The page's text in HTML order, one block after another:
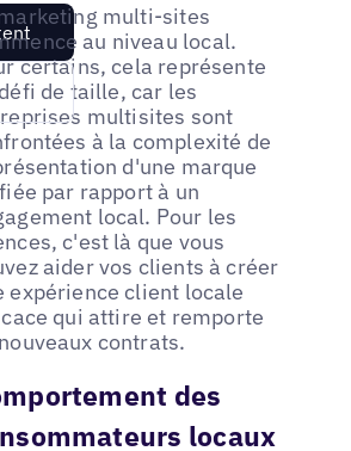
multi-sites
au niveau local.
certains, cela représente
de taille, car les
multisites sont
à la complexité de
d'une marque
par rapport à un
local. Pour les
c'est là que vous
aider vos clients à créer
expérience client locale
qui attire et remporte
contrats.
des
locaux